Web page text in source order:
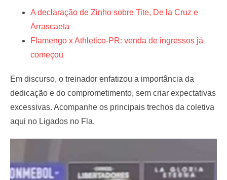
A declaração de Zinho sobre Tite, De la Cruz e
Arrascaeta
Flamengo x Athletico-PR: venda de ingressos já
começou
Em discurso, o treinador enfatizou a importância da
dedicação e do comprometimento, sem criar expectativas
excessivas. Acompanhe os principais trechos da coletiva
aqui no Ligados no Fla.